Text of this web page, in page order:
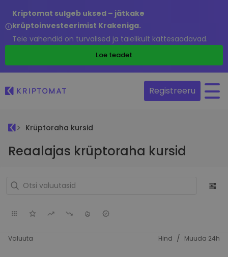
Kriptomat sulgeb uksed – jätkake
krüptoinvesteerimist Krakeniga.
Teie vahendid on turvalised ja täielikult kättesaadavad.
Loe teadet
Registreeru
Krüptoraha kursid
Reaalajas krüptoraha kursid
Valuuta Hind / Muuda 24h